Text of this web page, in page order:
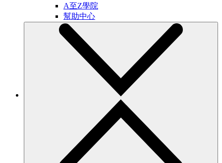
A至Z學院
幫助中心